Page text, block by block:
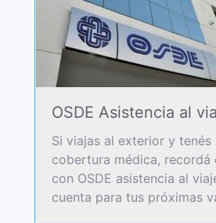
OSDE Asistencia al
Si viajas al exterior y tenés
cobertura médica, recordá
con OSDE asistencia al
cuenta para tus próximas